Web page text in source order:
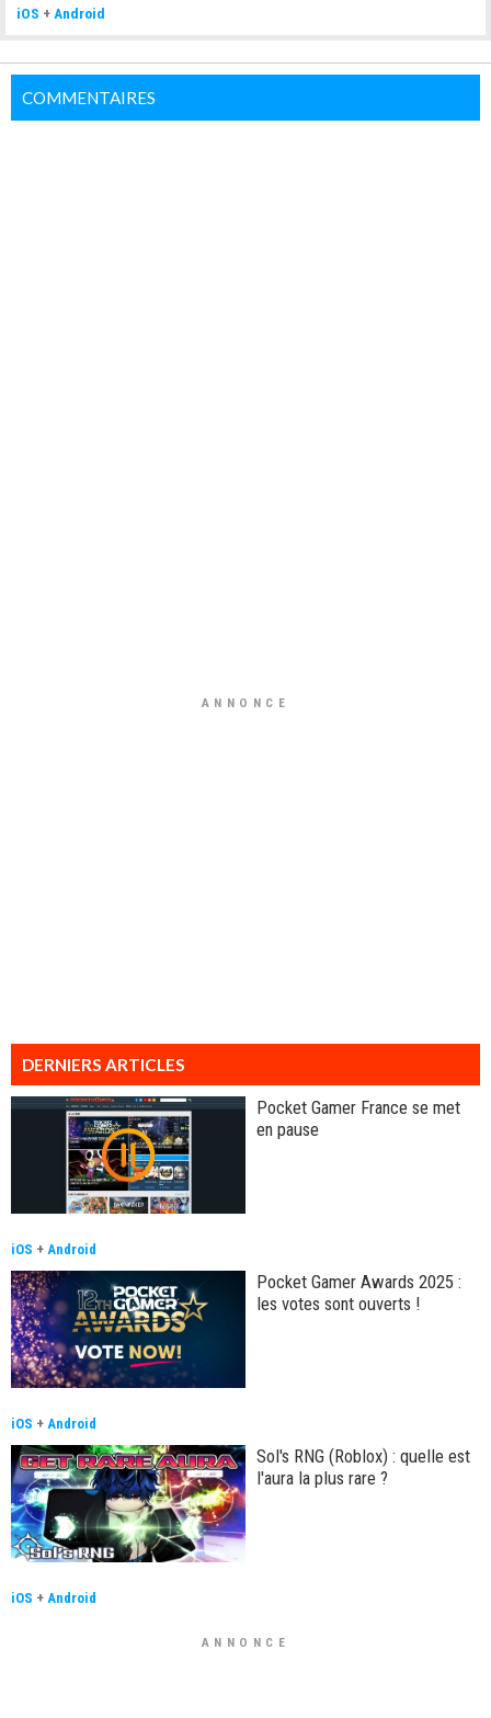
iOS +Android
COMMENTAIRES
ANNONCE
DERNIERS ARTICLES
Pocket Gamer France se met
en pause
iOS + Android
Pocket Gamer Awards 2025 :
les votes sont ouverts !
iOS + Android
Sol's RNG (Roblox) : quelle est
l'aura la plus rare ?
iOS + Android
ANNONCE